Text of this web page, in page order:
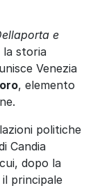
e
la storia
Venezia
, elemento
politiche
Candia
dopo la
principale